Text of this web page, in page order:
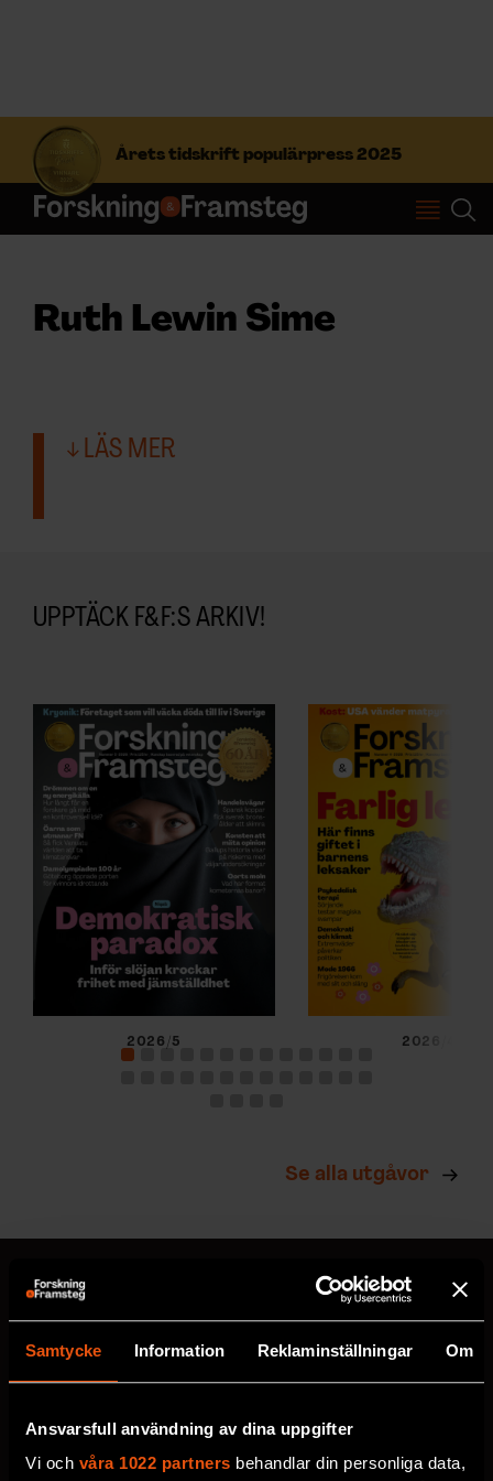
Samtycke Information Reklaminställningar Om
Ansvarsfull användning av dina uppgifter
Vi och våra 1022 partners behandlar din personliga data,
Årets tidskrift populärpress 2025
S
f
t
:
Prenumerera
ÄMNEN
EVENEMANG & RESOR
KONTAKTA F&F
SKRIV I F&F
PRENUMERERA PÅ F&F
ANNONSERA I F&F
OM F&F
Ruth Lewin Sime
LÄS MER
UPPTÄCK F&F:S ARKIV!
2026/5 2026/4
Se alla utgåvor
MISSA ALDRIG EN NYHET
Prenumerera på F&F:s
nyhetsbrev här!